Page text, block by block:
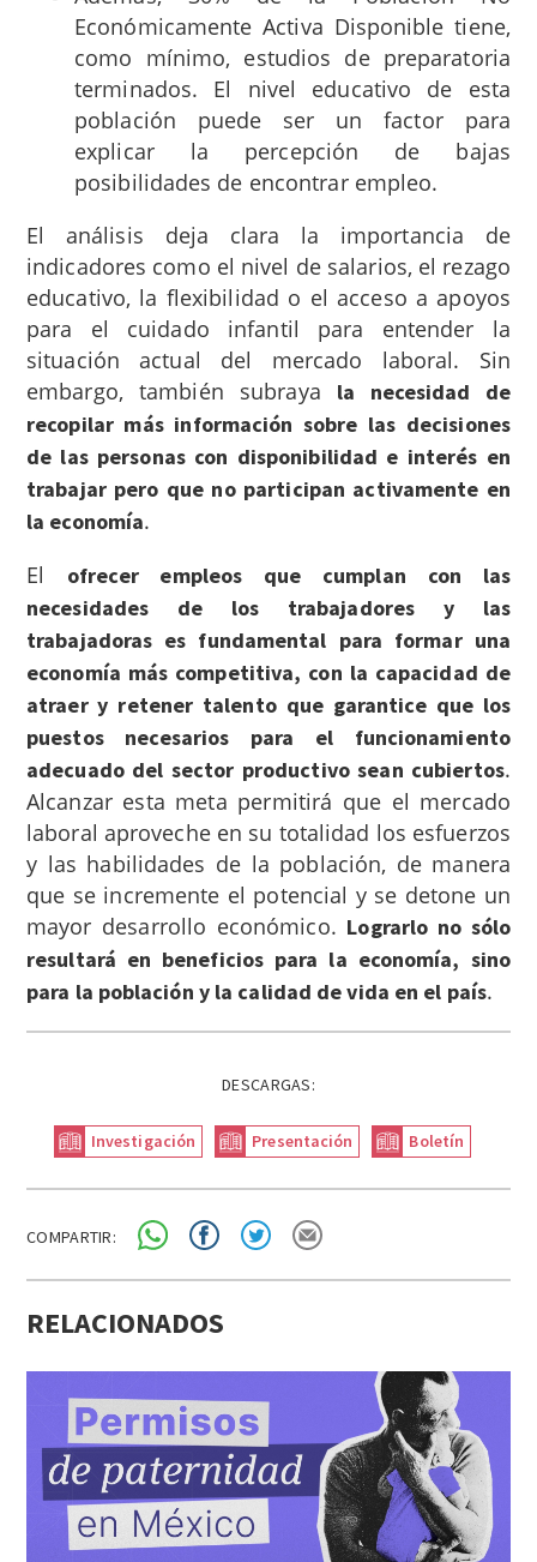
Económicamente Activa Disponible tiene,
como mínimo, estudios de preparatoria
terminados. El nivel educativo de esta
población puede ser un factor para
explicar la percepción de bajas
posibilidades de encontrar empleo.
El análisis deja clara la importancia de
indicadores como el nivel de salarios, el rezago
educativo, la flexibilidad o el acceso a apoyos
para el cuidado infantil para entender la
situación actual del mercado laboral. Sin
embargo, también subraya la necesidad de
recopilar más información sobre las decisiones
de las personas con disponibilidad e interés en
trabajar pero que no participan activamente en
la economía.
El ofrecer empleos que cumplan con las
necesidades de los trabajadores y las
trabajadoras es fundamental para formar una
economía más competitiva, con la capacidad de
atraer y retener talento que garantice que los
puestos necesarios para el funcionamiento
adecuado del sector productivo sean cubiertos.
Alcanzar esta meta permitirá que el mercado
laboral aproveche en su totalidad los esfuerzos
y las habilidades de la población, de manera
que se incremente el potencial y se detone un
mayor desarrollo económico. Lograrlo no sólo
resultará en beneficios para la economía, sino
para la población y la calidad de vida en el país.
DESCARGAS:
Investigación Presentación Boletín
COMPARTIR:
RELACIONADOS